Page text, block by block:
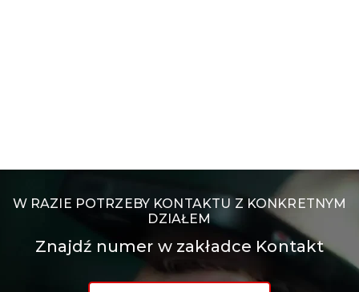
W RAZIE POTRZEBY KONTAKTU Z KONKRETNYM
DZIAŁEM
Znajdź numer w zakładce Kontakt